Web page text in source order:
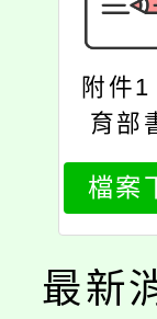
附件1
育部
檔案
最新